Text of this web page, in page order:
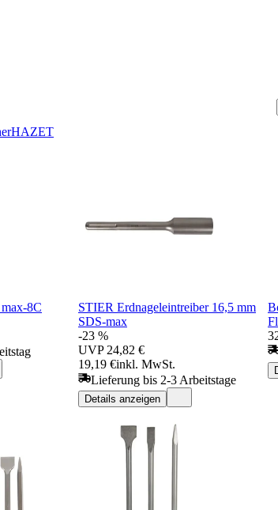
HAZET
8C
STIER Erdnageleintreiber 16,5 mm
SDS-max
-23 %
UVP 24,82 €
19,19 €inkl. MwSt.
Lieferung bis 2-3 Arbeitstage
Details anzeigen